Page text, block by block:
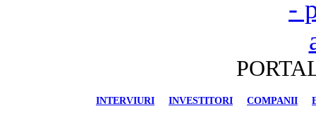
INTERVIURI INVESTITORI COMPANII